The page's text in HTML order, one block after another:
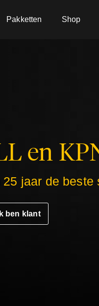
Pakketten Shop
en
jaar de beste
Ik ben klant